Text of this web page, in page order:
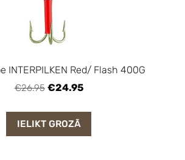
INTERPILKEN Red/ Flash 400G
€26.95 €24.95
IELIKT GROZĀ